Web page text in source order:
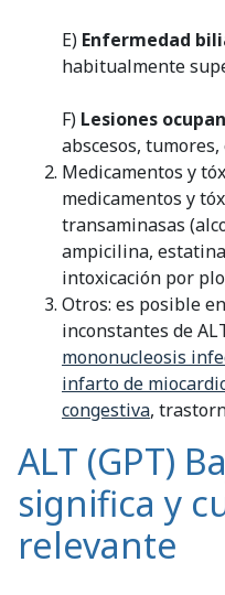
E) Enfermedad
habitualmente
F) Lesiones
abscesos, tumores,
Medicamentos y
medicamentos y
transaminasas
ampicilina,
intoxicación por
Otros: es posible
inconstantes de
mononucleosis
infarto de
congestiva,
ALT (GPT)
significa y
relevante